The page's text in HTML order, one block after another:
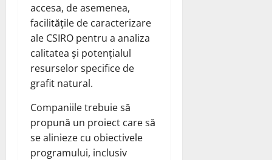
accesa, de asemenea,
facilitățile de caracterizare
ale CSIRO pentru a analiza
calitatea și potențialul
resurselor specifice de
grafit natural.
Companiile trebuie să
propună un proiect care să
se alinieze cu obiectivele
programului, inclusiv